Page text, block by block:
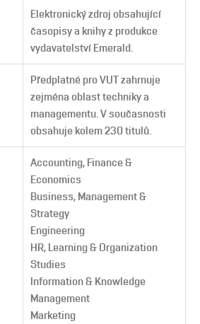
Elektronický zdroj obsahující
časopisy a knihy z produkce
vydavatelství Emerald.
Předplatné pro VUT zahrnuje
zejména oblast techniky a
managementu. V současnosti
obsahuje kolem 230 titulů.
Accounting, Finance &
Economics
Business, Management &
Strategy
Engineering
HR, Learning & Organization
Studies
Information & Knowledge
Management
Marketing